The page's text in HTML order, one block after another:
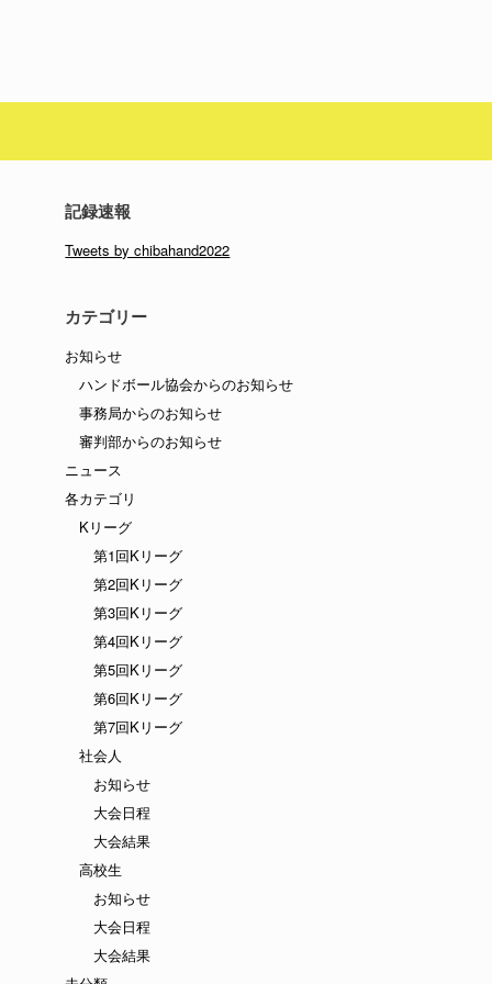
記録速報
Tweets by chibahand2022
カテゴリー
お知らせ
ハンドボール協会からのお知らせ
事務局からのお知らせ
審判部からのお知らせ
ニュース
各カテゴリ
Kリーグ
第1回Kリーグ
第2回Kリーグ
第3回Kリーグ
第4回Kリーグ
第5回Kリーグ
第6回Kリーグ
第7回Kリーグ
社会人
お知らせ
大会日程
大会結果
高校生
お知らせ
大会日程
大会結果